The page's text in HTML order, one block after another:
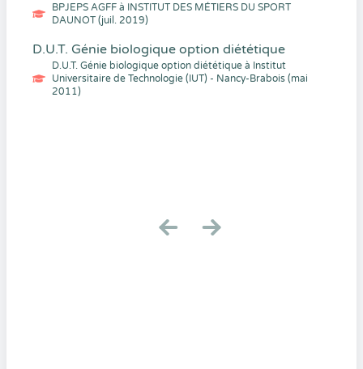
BPJEPS AGFF à INSTITUT DES MÉTIERS DU SPORT
DAUNOT (juil. 2019)
D.U.T. Génie biologique option diététique
D.U.T. Génie biologique option diététique à Institut
Universitaire de Technologie (IUT) - Nancy-Brabois (mai
2011)